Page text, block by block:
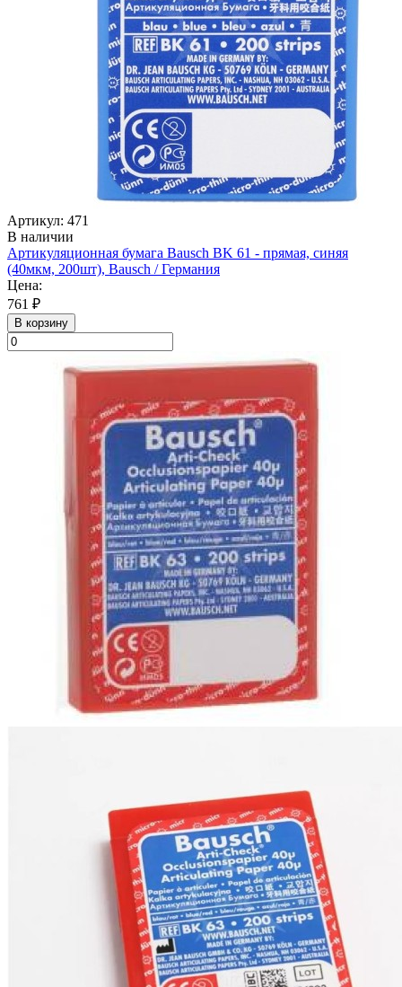
Артикул: 471
В наличии
Артикуляционная бумага Bausch BK 61 - прямая, синяя
(40мкм, 200шт), Bausch / Германия
Цена:
761 ₽
В корзину